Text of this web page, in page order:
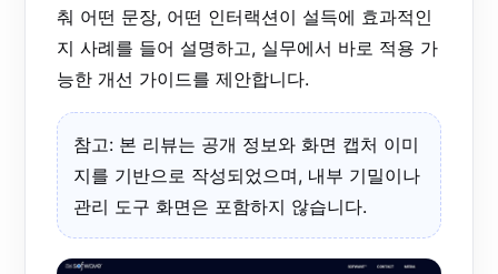
춰 어떤 문장, 어떤 인터랙션이 설득에 효과적인
지 사례를 들어 설명하고, 실무에서 바로 적용 가
능한 개선 가이드를 제안합니다.
참고: 본 리뷰는 공개 정보와 화면 캡처 이미
지를 기반으로 작성되었으며, 내부 기밀이나
관리 도구 화면은 포함하지 않습니다.